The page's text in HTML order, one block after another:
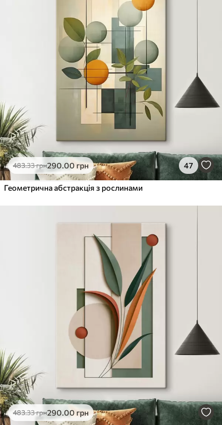
483.33грн290.00 грн 47
Геометрична абстракція з рослинами
483.33грн290.00 грн